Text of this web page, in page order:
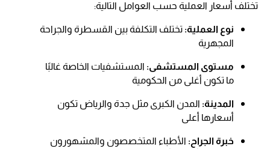
تختلف أسعار العملية حسب العوامل التالية:
نوع العملية: تختلف التكلفة بين القسطرة والجراحة
المجهرية
مستوى المستشفى: المستشفيات الخاصة غالبًا
ما تكون أغلى من الحكومية
المدينة: المدن الكبرى مثل جدة والرياض تكون
أسعارها أعلى
خبرة الجراح: الأطباء المتخصصون والمشهورون